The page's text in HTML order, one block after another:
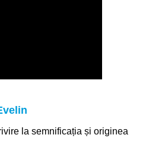
la semnificația și originea